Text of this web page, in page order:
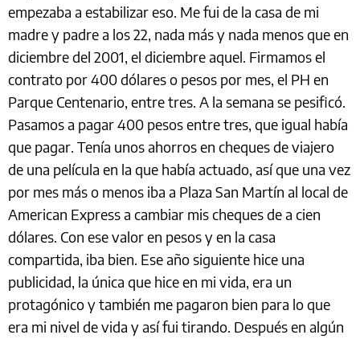
empezaba a estabilizar eso. Me fui de la casa de mi
madre y padre a los 22, nada más y nada menos que en
diciembre del 2001, el diciembre aquel. Firmamos el
contrato por 400 dólares o pesos por mes, el PH en
Parque Centenario, entre tres. A la semana se pesificó.
Pasamos a pagar 400 pesos entre tres, que igual había
que pagar. Tenía unos ahorros en cheques de viajero
de una película en la que había actuado, así que una vez
por mes más o menos iba a Plaza San Martín al local de
American Express a cambiar mis cheques de a cien
dólares. Con ese valor en pesos y en la casa
compartida, iba bien. Ese año siguiente hice una
publicidad, la única que hice en mi vida, era un
protagónico y también me pagaron bien para lo que
era mi nivel de vida y así fui tirando. Después en algún